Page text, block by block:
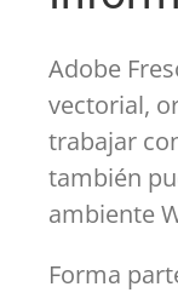
Adobe
vectorial,
trabajar
también
ambiente
Forma